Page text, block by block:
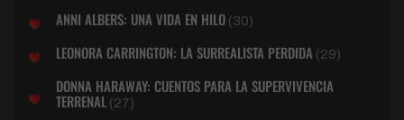
ANNI ALBERS: UNA VIDA EN HILO (30)
LEONORA CARRINGTON: LA SURREALISTA PERDIDA (29)
DONNA HARAWAY: CUENTOS PARA LA SUPERVIVENCIA
TERRENAL (27)